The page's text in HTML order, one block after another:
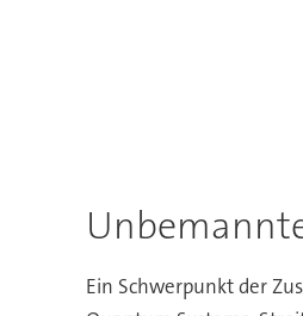
Ein Schwerpunkt der